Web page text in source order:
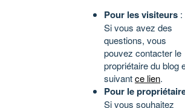
Pour les visiteurs :
Si vous avez des
questions, vous
pouvez contacter le
propriétaire du blog
suivantce lien.
Pour le
Si vous souhaitez